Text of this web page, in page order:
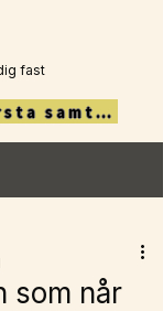
fast
Boka ett första samtal här
som når